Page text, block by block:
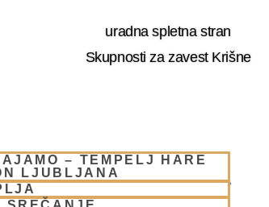
uradna spletna stran
Skupnosti za zavest Krišne
– TEMPELJ HARE
LJUBLJANA
HARE KRIŠNA LJUBLJANA